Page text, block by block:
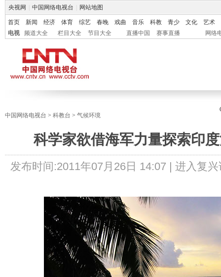
央视网 中国网络电视台 网站地图
首页 新闻 经济 体育 综艺 春晚 戏曲 音乐 科教 青少 文化
艺术
电视
频道大全 栏目大全 节目大全 直播中国 赛事直播 网络
中国网络电视台 > 科教台 > 气候环境
科学家欲借海军力量探索印
发布时间:2011年07月26日 14:07 | 进入复兴